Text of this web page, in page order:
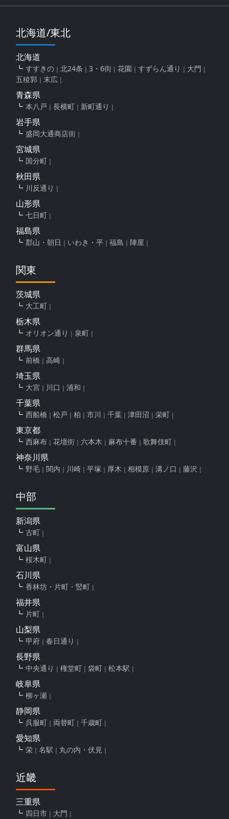
北海道/東北
北海道
すすきの 北24条 3・6街 花園 すずらん通り
大門
五稜郭
末広
青森県
本八戸 長横町 新町通り
岩手県
盛岡大通商店街
宮城県
国分町
秋田県
川反通り
山形県
七日町
福島県
郡山・朝日 いわき・平 福島 陣屋
関東
茨城県
大工町
栃木県
オリオン通り 泉町
群馬県
前橋 高崎
埼玉県
大宮 川口 浦和
千葉県
西船橋 松戸 柏 市川 千葉 津田沼 栄町
東京都
西麻布 花壇街 六本木 麻布十番 歌舞伎町
神奈川県
野毛 関内 川崎 平塚 厚木 相模原 溝ノ口 藤沢
中部
新潟県
古町
富山県
桜木町
石川県
香林坊・片町・竪町
福井県
片町
山梨県
甲府 春日通り
長野県
中央通り 権堂町 袋町 松本駅
岐阜県
柳ヶ瀬
静岡県
呉服町 両替町 千歳町
愛知県
栄 名駅 丸の内・伏見
近畿
三重県
四日市 大門